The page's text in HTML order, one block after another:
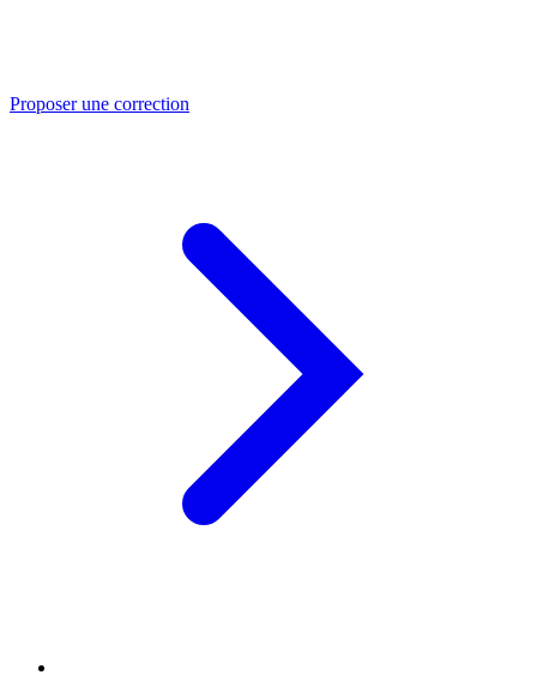
Proposer une correction